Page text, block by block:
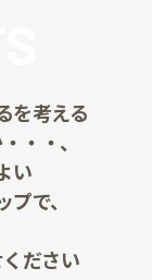
を考える
・・、
い
で、
ださい